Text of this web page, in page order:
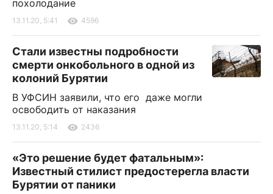
похолодание
13.11.20, 5:41 4596
Стали известны подробности
смерти онкобольного в одной из
колоний Бурятии
В УФСИН заявили, что его даже могли
освободить от наказания
13.11.20, 5:14 2436
«Это решение будет фатальным»:
Известный стилист предостерегла власти
Бурятии от паники